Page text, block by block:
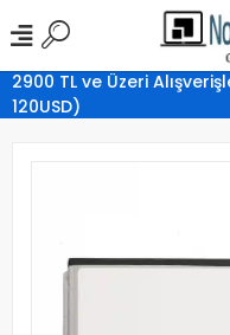
2900 TL ve Üzeri
120USD)